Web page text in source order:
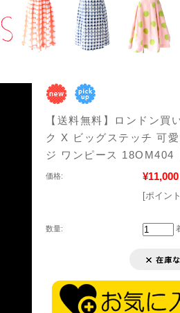
【送料無料】ロンドン買
ク X ビッグステッチ 可
ジ ワンピース 18OM404
価格: ¥11,000
[ポイン
数量: